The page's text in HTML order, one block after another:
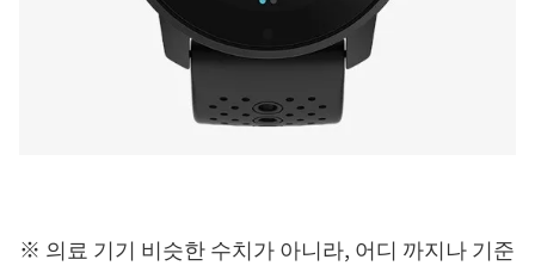
※ 의료 기기 비슷한 수치가 아니라, 어디 까지나 기준